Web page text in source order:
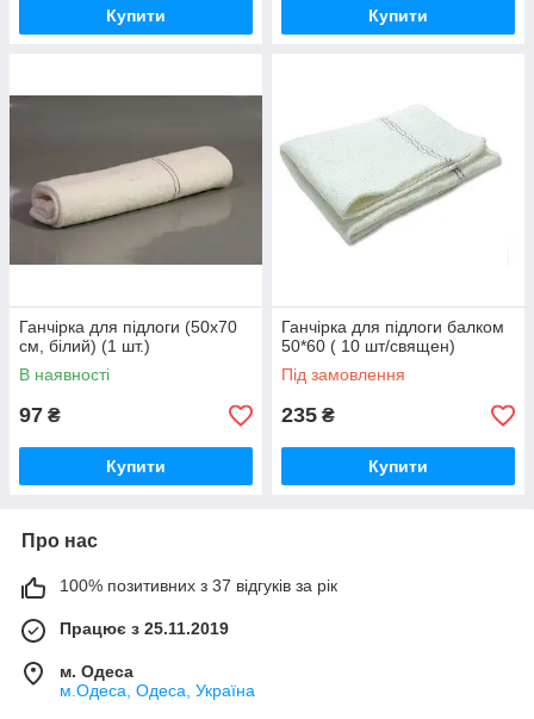
Купити Купити
Ганчірка для підлоги (50x70
см, білий) (1 шт.)
В наявності
97 ₴
Купити
Ганчірка для підлоги балком
50*60 ( 10 шт/священ)
Під замовлення
235 ₴
Купити
Про нас
100% позитивних з 37 відгуків за рік
Працює з 25.11.2019
м. Одеса
м.Одеса, Одеса, Україна